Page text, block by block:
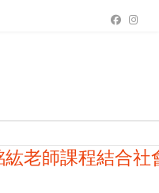
紘老師課程結合